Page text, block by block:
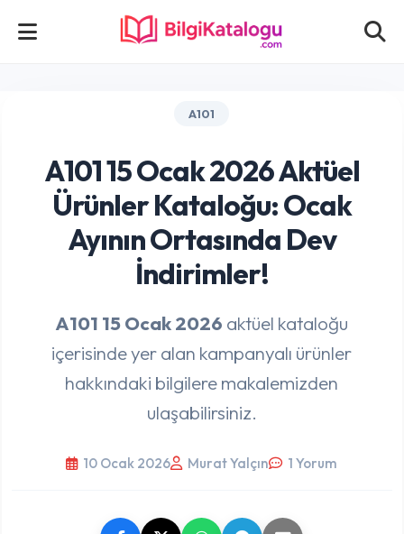
A101
A101 15 Ocak 2026 Aktüel
Ürünler Kataloğu: Ocak
Ayının Ortasında Dev
İndirimler!
A101 15 Ocak 2026 aktüel kataloğu
içerisinde yer alan kampanyalı ürünler
hakkındaki bilgilere makalemizden
ulaşabilirsiniz.
10 Ocak 2026 Murat Yalçın 1 Yorum